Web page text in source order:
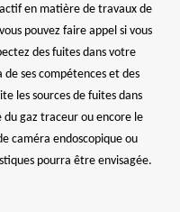
actif en matière de travaux de
pouvez faire appel si vous
des fuites dans votre
ses compétences et des
les sources de fuites dans
gaz traceur ou encore le
caméra endoscopique ou
pourra être envisagée.